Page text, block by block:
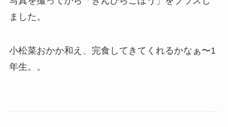
ました。
小松菜おかか和え、完食してきてくれるかなぁ〜1
年生。。